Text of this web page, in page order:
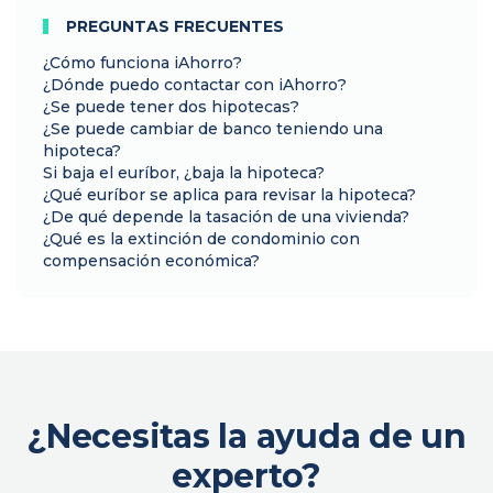
PREGUNTAS FRECUENTES
¿Cómo funciona iAhorro?
¿Dónde puedo contactar con iAhorro?
¿Se puede tener dos hipotecas?
¿Se puede cambiar de banco teniendo una
hipoteca?
Si baja el euríbor, ¿baja la hipoteca?
¿Qué euríbor se aplica para revisar la hipoteca?
¿De qué depende la tasación de una vivienda?
¿Qué es la extinción de condominio con
compensación económica?
¿Necesitas la ayuda de un
experto?